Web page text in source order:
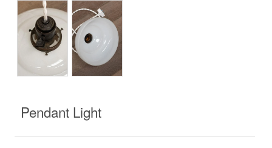
Pendant Light